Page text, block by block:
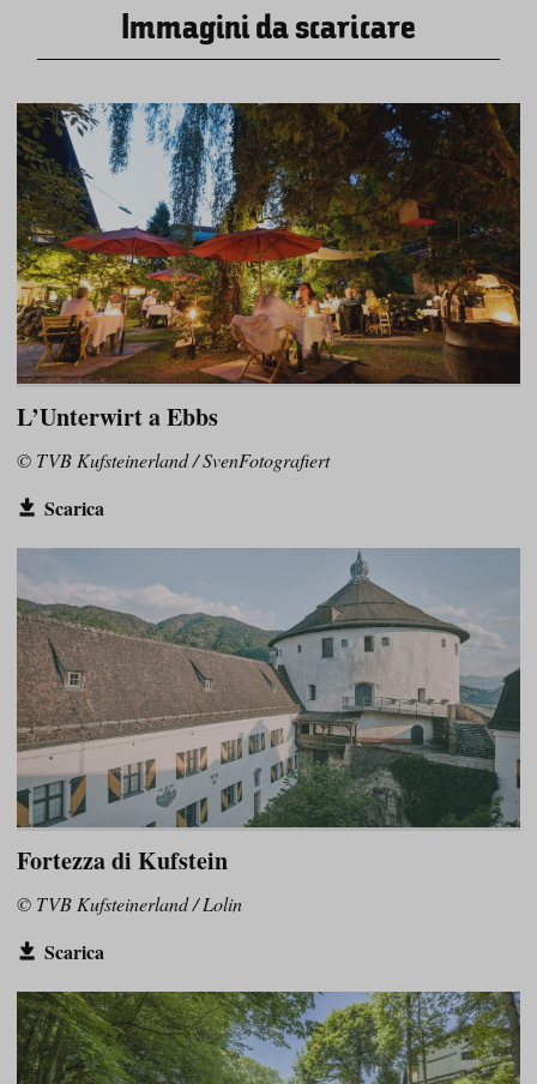
Immagini da scaricare
L’Unterwirt a Ebbs
© TVB Kufsteinerland / SvenFotografiert
Scarica
Fortezza di Kufstein
© TVB Kufsteinerland / Lolin
Scarica